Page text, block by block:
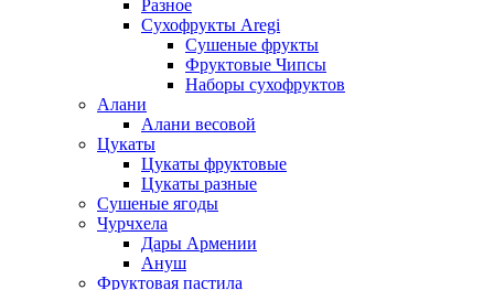
Разное
Сухофрукты Aregi
Сушеные фрукты
Фруктовые Чипсы
Наборы сухофруктов
Алани
Алани весовой
Цукаты
Цукаты фруктовые
Цукаты разные
Сушеные ягоды
Чурчхела
Дары Армении
Ануш
Фруктовая пастила